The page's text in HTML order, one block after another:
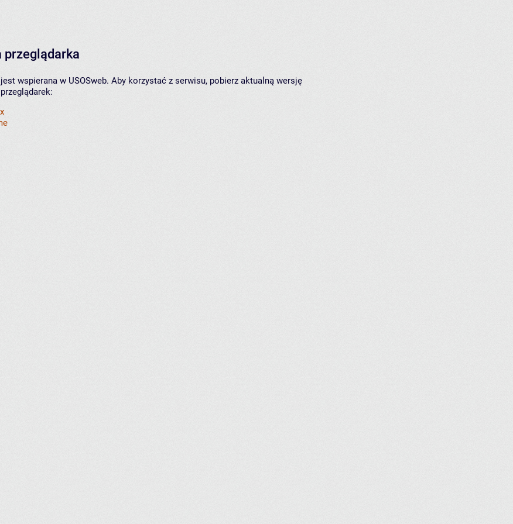
przeglądarka
wspierana w USOSweb. Aby korzystać z serwisu, pobierz aktualną wersję